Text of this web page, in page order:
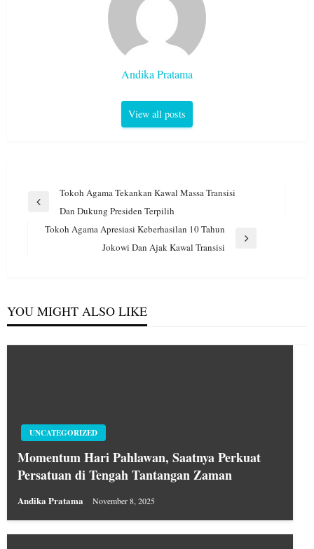
Andika Pratama
View all posts
Navigasi
Previous
Tokoh Agama Tekankan Kawal Massa Transisi
Dan Dukung Presiden Terpilih
Tokoh Agama Apresiasi Keberhasilan 10 Tahun
Jokowi Dan Ajak Kawal Transisi
YOU MIGHT ALSO LIKE
UNCATEGORIZED
Momentum Hari Pahlawan, Saatnya Perkuat
Persatuan di Tengah Tantangan Zaman
Andika Pratama November 8, 2025